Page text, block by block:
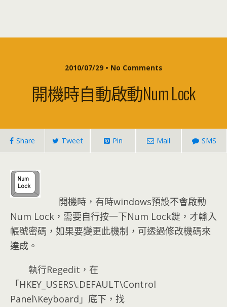
2010/07/29 • No Comments
開機時自動啟動Num Lock
Share Tweet Pin Mail SMS
開機時，有時windows預設不會啟動
Num Lock，需要自行按一下Num Lock鍵，才輸入
帳號密碼，如果要變更此機制，可透過修改機碼來
達成。
執行Regedit，在
「HKEY_USERS\.DEFAULT\Control
Panel\Keyboard」底下，找